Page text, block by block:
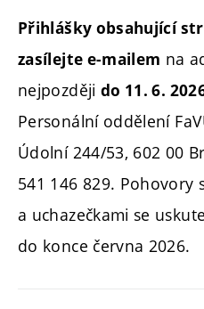
Přihlášky obsahující
zasílejte e-mailem na
nejpozději do 11. 6.
Personální oddělení
Údolní 244/53, 602 00
541 146 829. Pohovory
a uchazečkami se
do konce června 2026.